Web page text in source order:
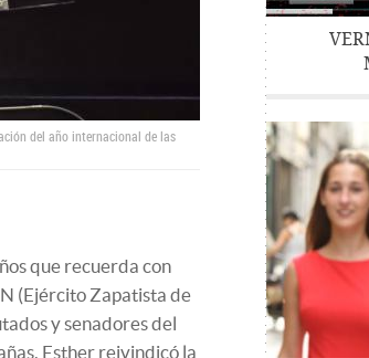
del año internacional de las
que recuerda con
(Ejército Zapatista de
y senadores del
Esther reivindicó la